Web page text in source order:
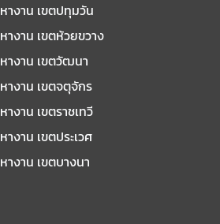
หางาน เขตปทุมวัน
หางาน เขตห้วยขวาง
หางาน เขตวัฒนา
หางาน เขตจตุจักร
หางาน เขตราชเทวี
หางาน เขตประเวศ
หางาน เขตบางนา